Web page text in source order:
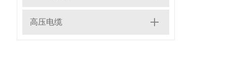
高压电缆